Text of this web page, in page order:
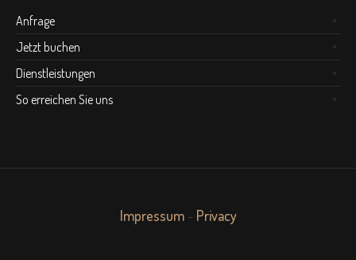
Anfrage
Jetzt buchen
Dienstleistungen
So erreichen Sie uns
Impressum- Privacy